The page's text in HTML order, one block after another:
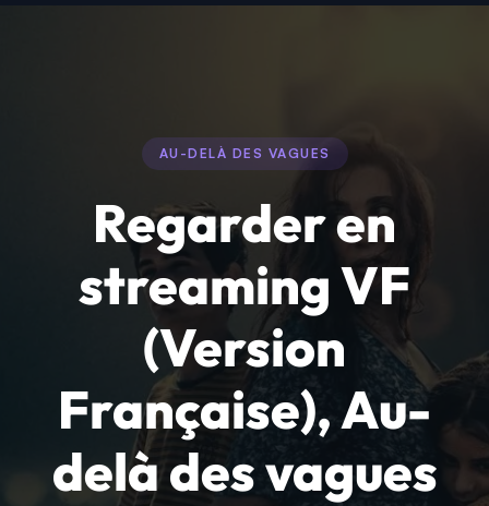
AU-DELÀ DES VAGUES
Regarder en
streaming VF
(Version
Française), Au-
delà des vagues